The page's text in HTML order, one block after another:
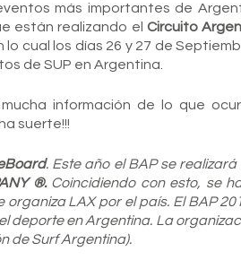
más importantes de
están realizando el Circuito
cual los días 26 y 27 de
de SUP en Argentina.
información de lo que
suerte!!!
. Este año el BAP se
®.Coincidiendo con esto, se
LAX por el país. El BAP
deporte en Argentina. La
de Surf Argentina).